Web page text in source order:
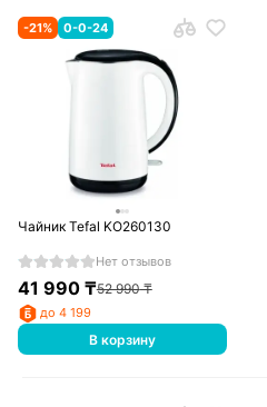
-21% 0-0-24
Чайник Tefal KO260130
Нет отзывов
41 990₸52 990₸
до 4 199
В корзину